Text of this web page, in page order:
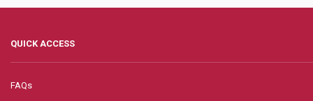
QUICK ACCESS
FAQs